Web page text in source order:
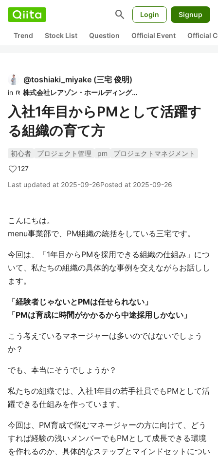
search Login Signup
Trend Stock List Question Official Event Official
@toshiaki_miyake (三宅 俊明)
in 株式会社レアゾン・ホールディングス
入社1年目からPMとして活躍す
る組織の育て方
初心者 プロジェクト管理 pm
プロジェクトマネジメント
127
Last updated at 2025-09-26Posted at 2025-09-26
こんにちは。
menu事業部で、PM組織の統括をしている三宅です。
今回は、「1年目からPMを採用できる組織の仕組み」につ
いて、私たちの組織の具体的な事例を交えながらお話しし
ます。
「経験者じゃないとPMは任せられない」
「PMは育成に時間がかかるから中途採用しかない」
こう考えているマネージャーは多いのではないでしょう
か？
でも、本当にそうでしょうか？
私たちの組織では、入社1年目の若手社員でもPMとして活
躍できる仕組みを作っています。
今回は、PM育成で悩むマネージャーの方に向けて、どう
すれば経験の浅いメンバーでもPMとして成長できる環境
を作れるのか、具体的なステップとマインドセットについ